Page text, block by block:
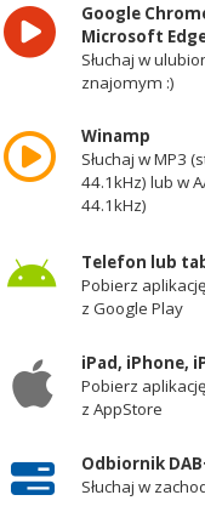
Google
Microsoft
Słuchaj w
znajomym :)
Winamp
Słuchaj w MP3
44.1kHz) lub w
44.1kHz)
Telefon lub
Pobierz
z Google Play
iPad, iPhone,
Pobierz
z AppStore
Odbiornik
Słuchaj w